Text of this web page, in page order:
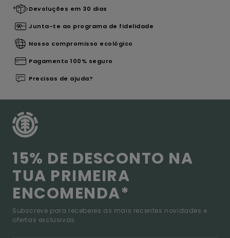
Devoluções em 30 dias
Junta-te ao programa de fidelidade
Nosso compromisso ecológico
Pagamento 100% seguro
Precisas de ajuda?
15% DE DESCONTO NA
TUA PRIMEIRA
ENCOMENDA*
Subscreve para receberes as mais recentes novidades e
ofertas exclusivas.